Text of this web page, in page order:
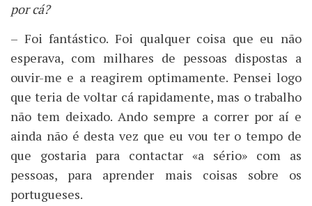
por cá?
– Foi fantástico. Foi qualquer coisa que eu não
esperava, com milhares de pessoas dispostas a
ouvir-me e a reagirem optimamente. Pensei logo
que teria de voltar cá rapidamente, mas o trabalho
não tem deixado. Ando sempre a correr por aí e
ainda não é desta vez que eu vou ter o tempo de
que gostaria para contactar «a sério» com as
pessoas, para aprender mais coisas sobre os
portugueses.